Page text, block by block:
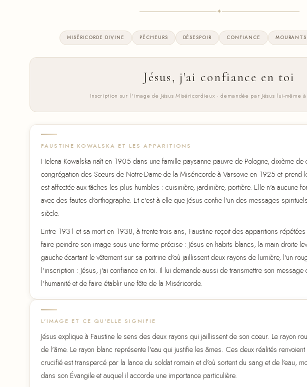
✦
MISÉRICORDE DIVINE PÉCHEURS DÉSESPOIR CONFIANCE MOURANTS
Jésus, j'ai confiance en toi
Inscription sur l'image de Jésus Miséricordieux · demandée par Jésus lui-même
FAUSTINE KOWALSKA ET LES APPARITIONS
Helena Kowalska naît en 1905 dans une famille paysanne pauvre de Pologne, dixième de
congrégation des Soeurs de Notre-Dame de la Miséricorde à Varsovie en 1925 et prend
est affectée aux tâches les plus humbles : cuisinière, jardinière, portière. Elle n'a aucune
avec des fautes d'orthographe. Et c'est à elle que Jésus confie l'un des messages
siècle.
Entre 1931 et sa mort en 1938, à trente-trois ans, Faustine reçoit des apparitions
faire peindre son image sous une forme précise : Jésus en habits blancs, la main droite
gauche écartant le vêtement sur sa poitrine d'où jaillissent deux rayons de lumière, l'un
l'inscription : Jésus, j'ai confiance en toi. Il lui demande aussi de transmettre son
l'humanité et de faire établir une fête de la Miséricorde.
L'IMAGE ET CE QU'ELLE SIGNIFIE
Jésus explique à Faustine le sens des deux rayons qui jaillissent de son coeur. Le rayon
de l'âme. Le rayon blanc représente l'eau qui justifie les âmes. Ces deux réalités renvoient
crucifié est transpercé par la lance du soldat romain et d'où sortent du sang et de l'eau,
dans son Évangile et auquel il accorde une importance particulière.